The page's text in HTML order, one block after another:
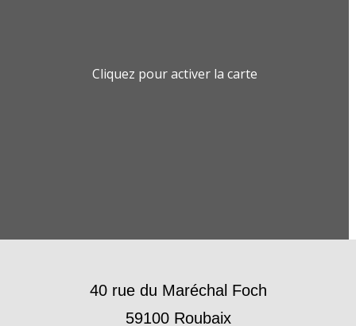
Cliquez pour activer la carte
40 rue du Maréchal Foch
59100 Roubaix